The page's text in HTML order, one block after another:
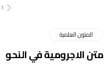
1
المتون العلمية
متن الاجرومية في النحو